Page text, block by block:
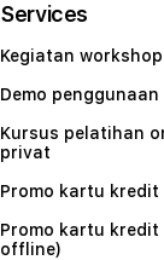
Services
Kegiatan workshop
Demo penggunaan
Kursus pelatihan
privat
Promo kartu kredit
Promo kartu kredit
offline)